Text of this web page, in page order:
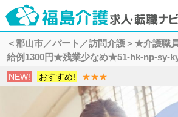
＜郡山市／パート／訪問介護＞★介護職
給例1300円★残業少なめ★51-hk-np-sy-
NEW! おすすめ! ★★★